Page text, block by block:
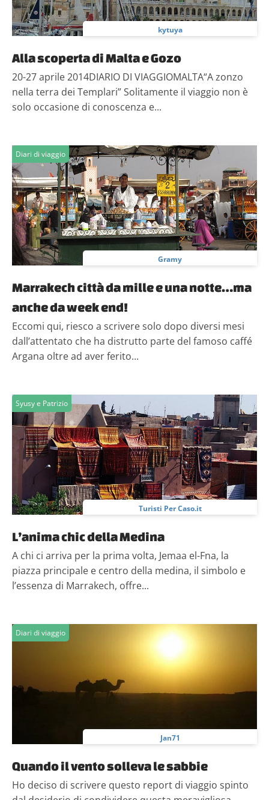
kytuya
Alla scoperta di Malta e Gozo
20-27 aprile 2014DIARIO DI VIAGGIOMALTA“A zonzo
nella terra dei Templari” Solitamente il viaggio non è
solo occasione di conoscenza e...
Diari di viaggio
Gramy
Marrakech città da mille e una notte…ma
anche da week end!
Eccomi qui, riesco a scrivere solo dopo diversi mesi
dall’attentato che ha distrutto parte del famoso caffé
Argana oltre ad aver ferito...
Syusy e Patrizio
Turisti Per Caso.it
L’anima chic della Medina
A chi ci arriva per la prima volta, Jemaa el-Fna, la
piazza principale e centro della medina, il simbolo e
l’essenza di Marrakech, offre...
Diari di viaggio
Jan71
Quando il vento solleva le sabbie
Ho deciso di scrivere questo report di viaggio spinto